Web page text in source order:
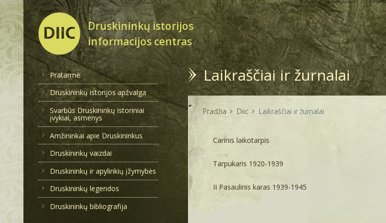
Druskininkų istorijos
informacijos centras
Pratarmė
Druskininkų istorijos apžvalga
Svarbūs Druskininkų istoriniai
įvykiai, asmenys
Amžininkai apie Druskininkus
Druskininkų vaizdai
Druskininkų ir apylinkių įžymybės
Druskininkų legendos
Druskininkų bibliografija
Laikraščiai ir žurnalai
Pradžia Diic Laikraščiai ir žurnalai
Carinis laikotarpis
Tarpukaris 1920-1939
II Pasaulinis karas 1939-1945